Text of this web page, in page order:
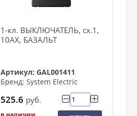
1-кл. ВЫКЛЮЧАТЕЛЬ, сх.1,
10АХ, БАЗАЛЬТ
Артикул: GAL001411
Бренд: System Electric
525.6 руб.